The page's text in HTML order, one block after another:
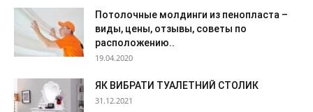
Потолочные молдинги из пенопласта –
виды, цены, отзывы, советы по
расположению..
19.04.2020
ЯК ВИБРАТИ ТУАЛЕТНИЙ СТОЛИК
31.12.2021